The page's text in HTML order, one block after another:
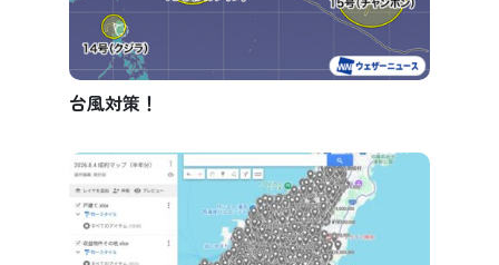
台風対策！